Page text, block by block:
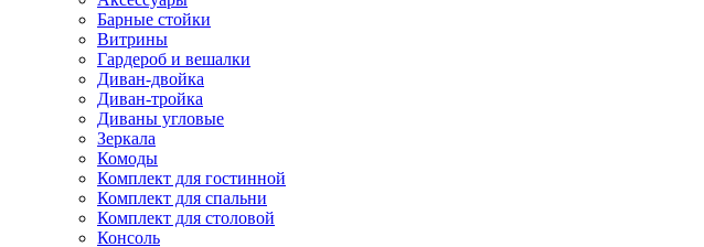
Барные стойки
Витрины
Гардероб и вешалки
Диван-двойка
Диван-тройка
Диваны угловые
Зеркала
Комоды
Комплект для гостинной
Комплект для спальни
Комплект для столовой
Консоль